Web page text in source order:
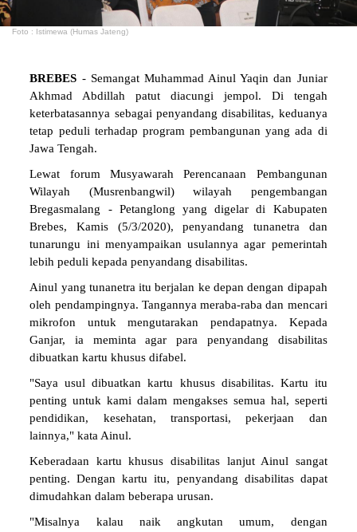
Foto : Istimewa (Humas Jateng)
BREBES - Semangat Muhammad Ainul Yaqin dan Juniar
Akhmad Abdillah patut diacungi jempol. Di tengah
keterbatasannya sebagai penyandang disabilitas, keduanya
tetap peduli terhadap program pembangunan yang ada di
Jawa Tengah.
Lewat forum Musyawarah Perencanaan Pembangunan
Wilayah (Musrenbangwil) wilayah pengembangan
Bregasmalang - Petanglong yang digelar di Kabupaten
Brebes, Kamis (5/3/2020), penyandang tunanetra dan
tunarungu ini menyampaikan usulannya agar pemerintah
lebih peduli kepada penyandang disabilitas.
Ainul yang tunanetra itu berjalan ke depan dengan dipapah
oleh pendampingnya. Tangannya meraba-raba dan mencari
mikrofon untuk mengutarakan pendapatnya. Kepada
Ganjar, ia meminta agar para penyandang disabilitas
dibuatkan kartu khusus difabel.
"Saya usul dibuatkan kartu khusus disabilitas. Kartu itu
penting untuk kami dalam mengakses semua hal, seperti
pendidikan, kesehatan, transportasi, pekerjaan dan
lainnya," kata Ainul.
Keberadaan kartu khusus disabilitas lanjut Ainul sangat
penting. Dengan kartu itu, penyandang disabilitas dapat
dimudahkan dalam beberapa urusan.
"Misalnya kalau naik angkutan umum, dengan